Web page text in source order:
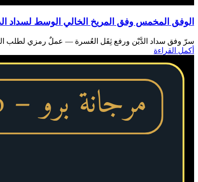
الوفق المخمس وفق المريخ الخالي الوسط لسداد
سرّ وفق سداد الدَّيْن ورفع ثِقَل العُسرة — عملٌ رمزي لطلب
أكمل القراءة